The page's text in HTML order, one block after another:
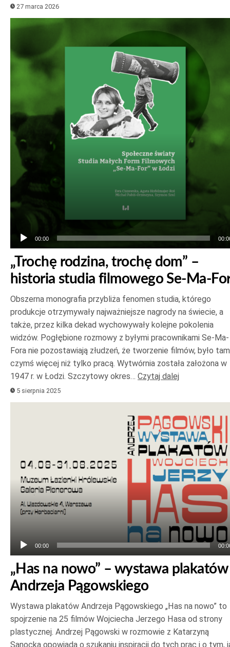
27 marca 2026
Odtwarzacz
dźwiękowych
00:00
„Trochę rodzina, trochę dom” –
historia studia filmowego Se-Ma-
Obszerna monografia przybliża fenomen studia, którego
produkcje otrzymywały najważniejsze nagrody na świecie, a
także, przez kilka dekad wychowywały kolejne pokolenia
widzów. Pogłębione rozmowy z byłymi pracownikami Se-Ma-
Fora nie pozostawiają złudzeń, że tworzenie filmów, było tam
czymś więcej niż tylko pracą. Wytwórnia została założona w
1947 r. w Łodzi. Szczytowy okres… Czytaj dalej
5 sierpnia 2025
00:00
„Has na nowo” – wystawa plakatów
Andrzeja Pągowskiego
Wystawa plakatów Andrzeja Pągowskiego „Has na nowo” to
spojrzenie na 25 filmów Wojciecha Jerzego Hasa od strony
plastycznej. Andrzej Pągowski w rozmowie z Katarzyną
Sanocką opowiada o szukaniu inspiracji do tych prac i o tym,